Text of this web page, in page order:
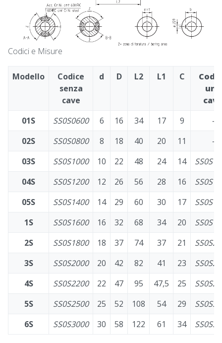
Codici e Misure
Modello
Codice
senza
cave
d D L2 L1 C
una
cava
01S
SS0S0600 6 16 34 17 9
-
02S
SS0S0800 8 18 40 20 11
-
03S
SS0S1000 10 22 48 24 14
04S
SS0S1200 12 26 56 28 16
05S
SS0S1400 14 29 60 30 17
1S
SS0S1600 16 32 68 34 20
2S
SS0S1800 18 37 74 37 21
3S
SS0S2000 20 42 82 41 23
4S
SS0S2200 22 47 95 47,5 25
5S
SS0S2500 25 52 108 54 29
6S
SS0S3000 30 58 122 61 34